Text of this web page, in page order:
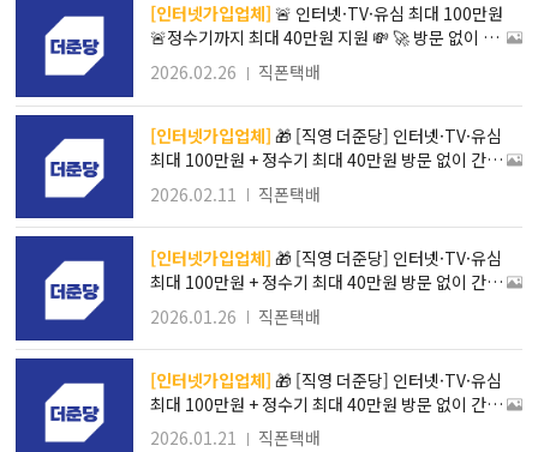
[인터넷가입업체] 🚨 인터넷·TV·유심 최대 100만원
🚨정수기까지 최대 40만원 지원 💸 🚀 방문 없이 단
3분! 온라인 신청 한 번에 끝❣️
2026.02.26 직폰택배
[인터넷가입업체] 🎁 [직영 더준당] 인터넷·TV·유심
최대 100만원 + 정수기 최대 40만원 방문 없이 간편
한 온라인 신청
2026.02.11 직폰택배
[인터넷가입업체] 🎁 [직영 더준당] 인터넷·TV·유심
최대 100만원 + 정수기 최대 40만원 방문 없이 간편
한 온라인 신청
2026.01.26 직폰택배
[인터넷가입업체] 🎁 [직영 더준당] 인터넷·TV·유심
최대 100만원 + 정수기 최대 40만원 방문 없이 간편
한 온라인 신청
2026.01.21 직폰택배